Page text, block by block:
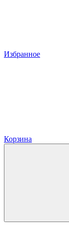
Избранное
Корзина